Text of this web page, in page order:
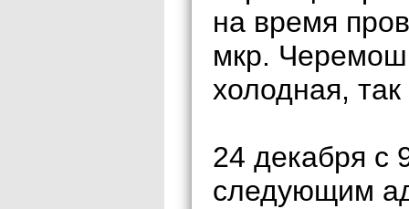
на время
мкр.
холодная,
24 декабря с
следующим